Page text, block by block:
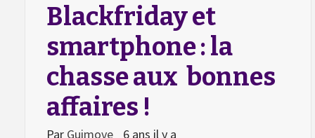
Blackfriday et
smartphone : la
chasse aux bonnes
affaires !
Par Guimove 6 ans il y a